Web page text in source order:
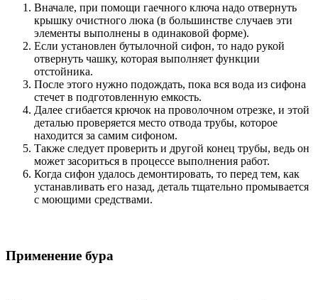
Вначале, при помощи гаечного ключа надо отвернуть
крышку очистного люка (в большинстве случаев эти
элементы выполнены в одинаковой форме).
Если установлен бутылочной сифон, то надо рукой
отвернуть чашку, которая выполняет функции
отстойника.
После этого нужно подождать, пока вся вода из сифона
стечет в подготовленную емкость.
Далее сгибается крючок на проволочном отрезке, и этой
деталью проверяется место отвода трубы, которое
находится за самим сифоном.
Также следует проверить и другой конец трубы, ведь он
может засориться в процессе выполнения работ.
Когда сифон удалось демонтировать, то перед тем, как
устанавливать его назад, деталь тщательно промывается
с моющими средствами.
Применение бура